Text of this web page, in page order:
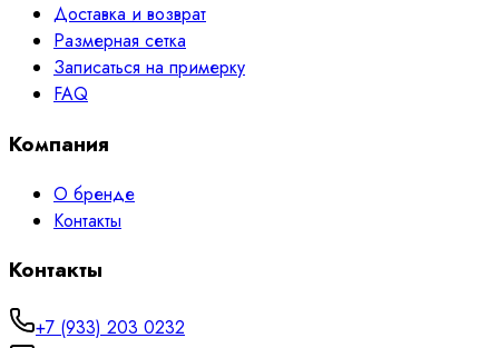
Доставка и возврат
Размерная сетка
Записаться на примерку
FAQ
Компания
О бренде
Контакты
Контакты
+7 (933) 203 0232